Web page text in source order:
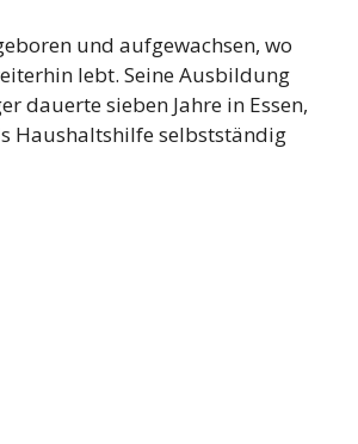
und aufgewachsen, wo
lebt. Seine Ausbildung
dauerte sieben Jahre in Essen,
Haushaltshilfe selbstständig